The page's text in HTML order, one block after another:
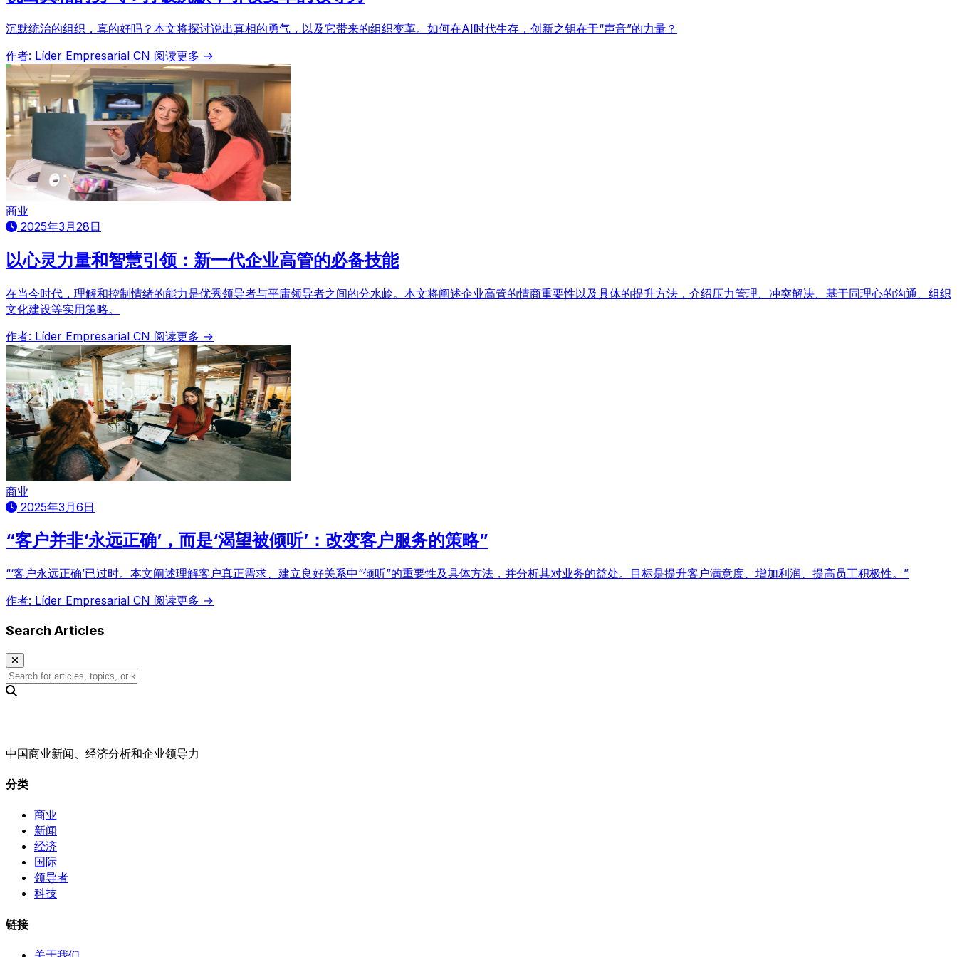
沉默统治的组织，真的好吗？本文将探讨说出真相的勇气，以及它带来的组织变革。如何在AI时代生存，创新之钥在于“声音”的力量？
作者: Líder Empresarial CN 阅读更多 →
商业
2025年3月28日
以心灵力量和智慧引领：新一代企业高管的必备技能
在当今时代，理解和控制情绪的能力是优秀领导者与平庸领导者之间的分水岭。本文将阐述企业高管的情商重要性以及具体的提升方法，介绍压力管理、冲突解决、基于同理心的沟通、组织
文化建设等实用策略。
作者: Líder Empresarial CN 阅读更多 →
商业
2025年3月6日
“客户并非‘永远正确’，而是‘渴望被倾听’：改变客户服务的策略”
“‘客户永远正确’已过时。本文阐述理解客户真正需求、建立良好关系中“倾听”的重要性及具体方法，并分析其对业务的益处。目标是提升客户满意度、增加利润、提高员工积极性。”
作者: Líder Empresarial CN 阅读更多 →
Search Articles
中国商业新闻、经济分析和企业领导力
分类
商业
新闻
经济
国际
领导者
科技
链接